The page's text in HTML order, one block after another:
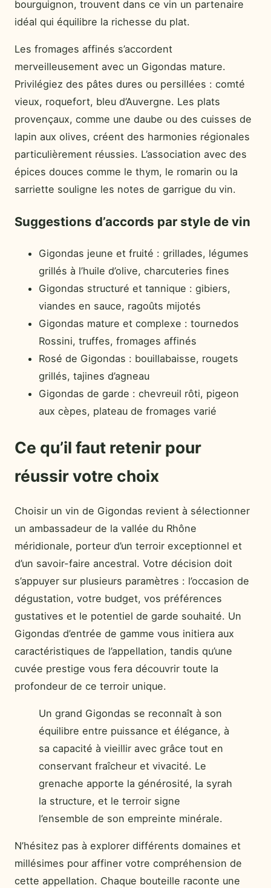
bourguignon, trouvent dans ce vin un partenaire
idéal qui équilibre la richesse du plat.
Les fromages affinés s’accordent
merveilleusement avec un Gigondas mature.
Privilégiez des pâtes dures ou persillées : comté
vieux, roquefort, bleu d’Auvergne. Les plats
provençaux, comme une daube ou des cuisses de
lapin aux olives, créent des harmonies régionales
particulièrement réussies. L’association avec des
épices douces comme le thym, le romarin ou la
sarriette souligne les notes de garrigue du vin.
Suggestions d’accords par style de vin
Gigondas jeune et fruité : grillades, légumes
grillés à l’huile d’olive, charcuteries fines
Gigondas structuré et tannique : gibiers,
viandes en sauce, ragoûts mijotés
Gigondas mature et complexe : tournedos
Rossini, truffes, fromages affinés
Rosé de Gigondas : bouillabaisse, rougets
grillés, tajines d’agneau
Gigondas de garde : chevreuil rôti, pigeon
aux cèpes, plateau de fromages varié
Ce qu’il faut retenir pour
réussir votre choix
Choisir un vin de Gigondas revient à sélectionner
un ambassadeur de la vallée du Rhône
méridionale, porteur d’un terroir exceptionnel et
d’un savoir-faire ancestral. Votre décision doit
s’appuyer sur plusieurs paramètres : l’occasion de
dégustation, votre budget, vos préférences
gustatives et le potentiel de garde souhaité. Un
Gigondas d’entrée de gamme vous initiera aux
caractéristiques de l’appellation, tandis qu’une
cuvée prestige vous fera découvrir toute la
profondeur de ce terroir unique.
Un grand Gigondas se reconnaît à son
équilibre entre puissance et élégance, à
sa capacité à vieillir avec grâce tout en
conservant fraîcheur et vivacité. Le
grenache apporte la générosité, la syrah
la structure, et le terroir signe
l’ensemble de son empreinte minérale.
N’hésitez pas à explorer différents domaines et
millésimes pour affiner votre compréhension de
cette appellation. Chaque bouteille raconte une